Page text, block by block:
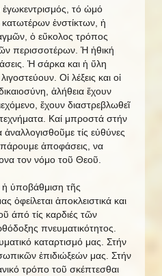
τό ὠμό
ἐνστίκτων, ἡ
ὁ εὔκολος τρόπος
περισσοτέρων. Ἡ ἠθική
Ἡ σάρκα και ἡ ὕλη
Οἱ λέξεις και οἱ
ἀλήθεια ἔχουν
ἔχουν διαστρεβλωθεῖ
Καί μπροστά στήν
τίς εὐθύνες
ἀποφάσεις, να
τον νόμο τοῦ Θεοῦ.
ἡ ὑποβάθμιση τῆς
ὀφείλεται ἀποκλειστικά και
άπό τίς καρδιές τῶν
πνευματικότητος.
καταρτισμό μας. Στήν
ἐπιδιώξεών μας. Στήν
τρόπο τοῦ σκέπτεσθαι